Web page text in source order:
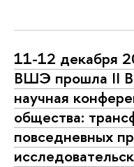
11-12 декабря
ВШЭ прошла II
научная
общества:
повседневных